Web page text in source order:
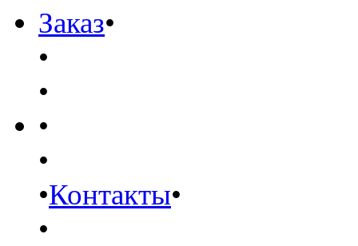
Заказ•
•
•
•
•
•Контакты•
•